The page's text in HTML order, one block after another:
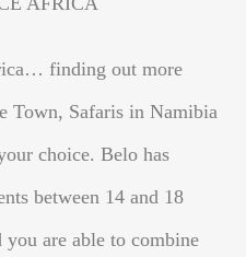
finding out more
Town, Safaris in Namibia
choice. Belo has
between 14 and 18
are able to combine